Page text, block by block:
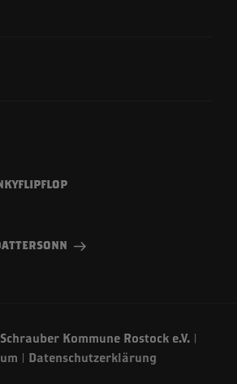
Kommune Rostock e.V. |
| Datenschutzerklärung